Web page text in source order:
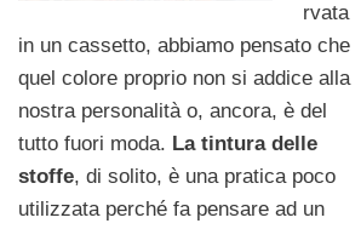
rvata
in un cassetto, abbiamo pensato che
quel colore proprio non si addice alla
nostra personalità o, ancora, è del
tutto fuori moda. La tintura delle
stoffe, di solito, è una pratica poco
utilizzata perché fa pensare ad un